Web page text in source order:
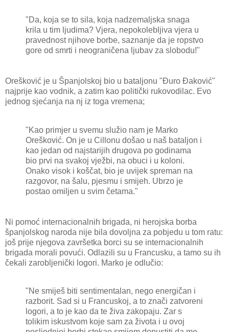
"Da, koja se to sila, koja nadzemaljska snaga
krila u tim ljudima? Vjera, nepokolebljiva vjera u
pravednost njihove borbe, saznanje da je ropstvo
gore od smrti i neograničena ljubav za slobodu!"
Orešković je u Španjolskoj bio u bataljonu "Đuro Đaković"
najprije kao vodnik, a zatim kao politički rukovodilac. Evo
jednog sjećanja na nj iz toga vremena;
"Kao primjer u svemu služio nam je Marko
Orešković. On je u Cillonu došao u naš bataljon i
kao jedan od najstarijih drugova po godinama
bio prvi na svakoj vježbi, na obuci i u koloni.
Onako visok i koščat, bio je uvijek spreman na
razgovor, na šalu, pjesmu i smijeh. Ubrzo je
postao omiljen u svim četama."
Ni pomoć internacionalnih brigada, ni herojska borba
španjolskog naroda nije bila dovoljna za pobjedu u tom ratu:
još prije njegova završetka borci su se internacionalnih
brigada morali povući. Odlazili su u Francusku, a tamo su ih
čekali zarobljenički logori. Marko je odlučio:
"Ne smiješ biti sentimentalan, nego energičan i
razborit. Sad si u Francuskoj, a to znači zatvoreni
logori, a to je kao da te živa zakopaju. Zar s
tolikim iskustvom koje sam za života i u ovoj